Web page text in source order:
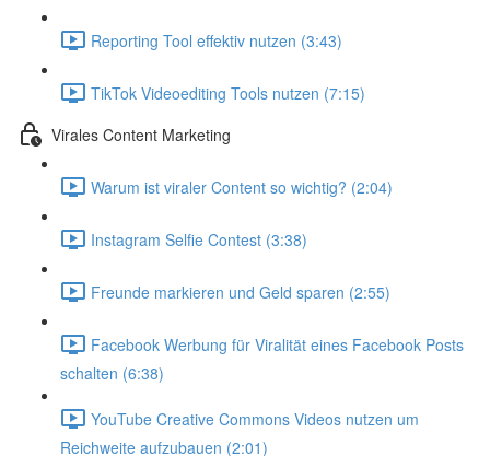
Reporting Tool effektiv nutzen (3:43)
TikTok Videoediting Tools nutzen (7:15)
Virales Content Marketing
Warum ist viraler Content so wichtig? (2:04)
Instagram Selfie Contest (3:38)
Freunde markieren und Geld sparen (2:55)
Facebook Werbung für Viralität eines Facebook Posts
schalten (6:38)
YouTube Creative Commons Videos nutzen um
Reichweite aufzubauen (2:01)